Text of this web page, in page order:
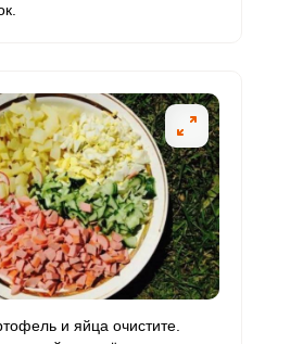
и яйца очистите.